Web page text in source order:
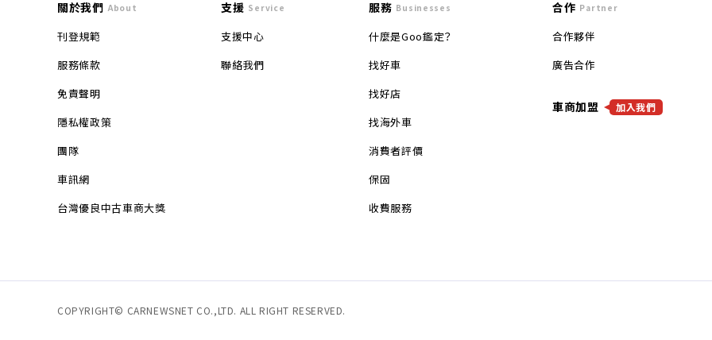
關於我們 About
刊登規範
服務條款
免責聲明
隱私權政策
團隊
車訊網
台灣優良中古車商大獎
支援 Service
支援中心
聯絡我們
服務 Businesses
什麼是Goo鑑定？
找好車
找好店
找海外車
消費者評價
保固
收費服務
合作 Partner
合作夥伴
廣告合作
車商加盟 加入我們
COPYRIGHT© CARNEWSNET CO.,LTD. ALL RIGHT RESERVED.